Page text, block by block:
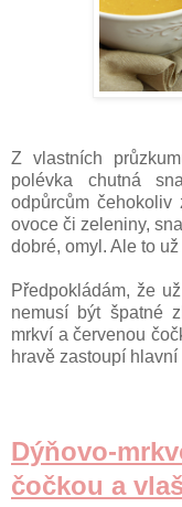
Z vlastních
polévka chutná
odpůrcům
ovoce či zeleniny,
dobré, omyl. Ale to
Předpokládám, že
nemusí být špatné
mrkví a červenou
hravě zastoupí hlavní
Dýňovo-
čočkou a